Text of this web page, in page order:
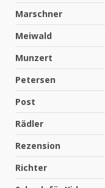
Marschner
Meiwald
Munzert
Petersen
Post
Rädler
Rezension
Richter